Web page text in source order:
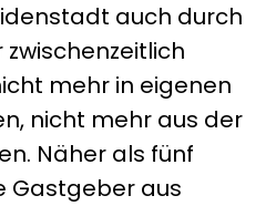
auch durch
zwischenzeitlich
mehr in eigenen
nicht mehr aus der
Näher als fünf
Gastgeber aus